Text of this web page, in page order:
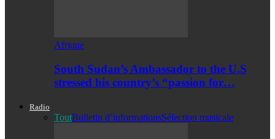
Afrique
South Sudan’s Ambassador to the U.S
stressed his country’s “passion for…
Radio
ToutBulletin d’informationsSélection musicale